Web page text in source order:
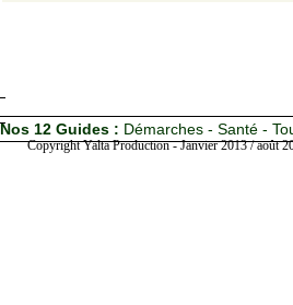
Nos 12 Guides : Démarches - Santé -
Copyright Yalta Production - Janvier 2013 / août